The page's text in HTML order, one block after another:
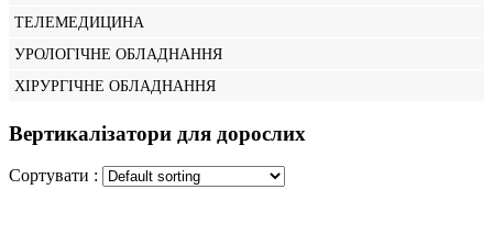
ТЕЛЕМЕДИЦИНА
УРОЛОГІЧНЕ ОБЛАДНАННЯ
ХІРУРГІЧНЕ ОБЛАДНАННЯ
Вертикалізатори для дорослих
Сортувати :